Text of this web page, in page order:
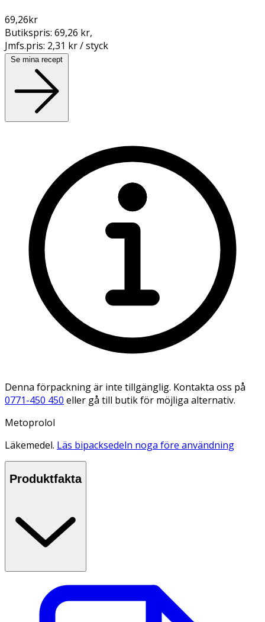
69,26kr
Butikspris: 69,26 kr,
Jmfs.pris: 2,31 kr / styck
Se mina recept
Denna förpackning är inte tillgänglig. Kontakta oss på
0771-450 450 eller gå till butik för möjliga alternativ.
Metoprolol
Läkemedel. Läs bipacksedeln noga före användning
Produktfakta